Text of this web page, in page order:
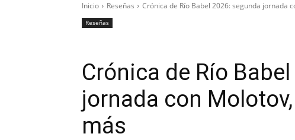
Inicio Reseñas Crónica de Río Babel 2026: segunda jornada
Reseñas
Crónica de Río
jornada con
más